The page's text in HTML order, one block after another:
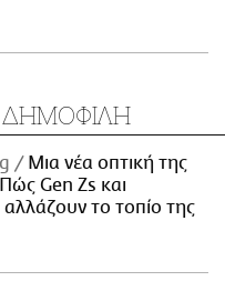
ΔΗΜΟΦΙΛΗ
Μια νέα οπτική της
Gen Zs και
το τοπίο της